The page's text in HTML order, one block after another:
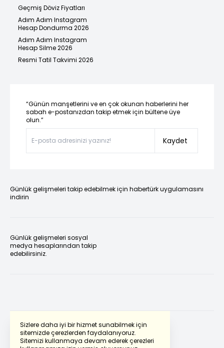
Sizlere daha iyi bir hizmet sunabilmek için
sitemizde çerezlerden faydalanıyoruz.
Sitemizi kullanmaya devam ederek çerezleri
Geçmiş Döviz Fiyatları
Adım Adım Instagram
Hesap Dondurma 2026
Adım Adım Instagram
Hesap Silme 2026
Resmi Tatil Takvimi 2026
“Günün manşetlerini ve en çok okunan haberlerini her
sabah e-postanızdan takip etmek için bültene üye
olun.”
Kaydet
Günlük gelişmeleri takip edebilmek için habertürk uygulamasını
indirin
Günlük gelişmeleri sosyal
medya hesaplarından takip
edebilirsiniz.
Powered by Translate